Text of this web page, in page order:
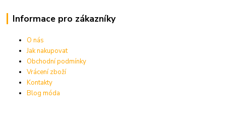
Informace pro zákazníky
O nás
Jak nakupovat
Obchodní podmínky
Vrácení zboží
Kontakty
Blog móda